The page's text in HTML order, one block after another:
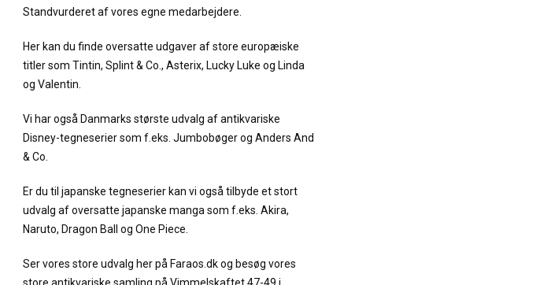
Standvurderet af vores egne medarbejdere.
Her kan du finde oversatte udgaver af store europæiske
titler som Tintin, Splint & Co., Asterix, Lucky Luke og Linda
og Valentin.
Vi har også Danmarks største udvalg af antikvariske
Disney-tegneserier som f.eks. Jumbobøger og Anders And
& Co.
Er du til japanske tegneserier kan vi også tilbyde et stort
udvalg af oversatte japanske manga som f.eks. Akira,
Naruto, Dragon Ball og One Piece.
Ser vores store udvalg her på Faraos.dk og besøg vores